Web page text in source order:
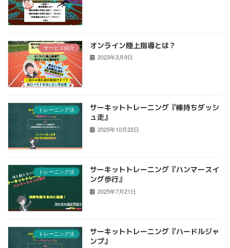
サービス紹介 オンライン陸上指導とは？
2023年3月9日
トレーニング法
サーキットトレーニング『棒持ちダッシ
ュ走』
2025年10月22日
トレーニング法
サーキットトレーニング『ハンマースイ
ング歩行』
2025年7月21日
トレーニング法
サーキットトレーニング『ハードルジャ
ンプ』